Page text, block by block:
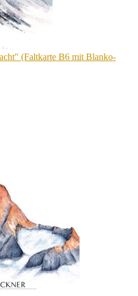
(Faltkarte B6 mit Blanko-